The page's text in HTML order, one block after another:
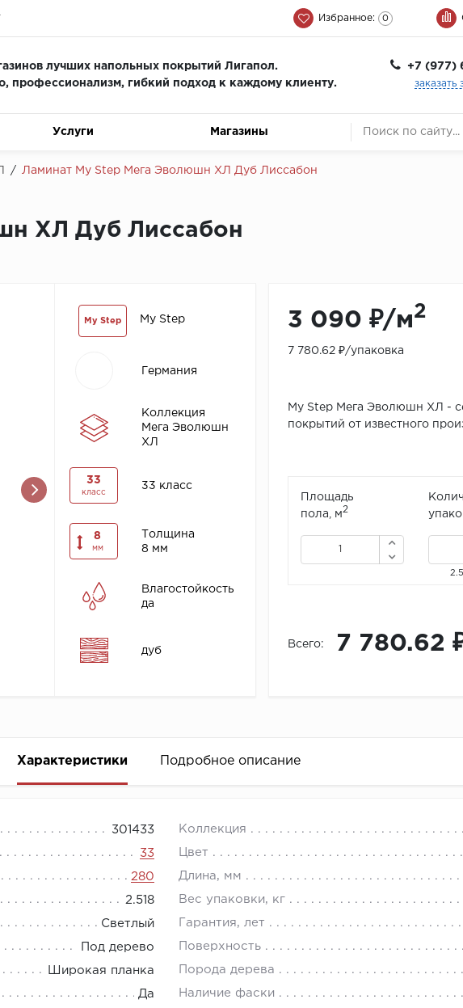
Избранное: 0
лучших напольных покрытий Лигапол.
профессионализм, гибкий подход к каждому клиенту.
+7 (977)
заказать
Услуги Магазины
/ Ламинат My Step Мега Эволюшн ХЛ Дуб Лиссабон
ХЛ Дуб Лиссабон
My Step My Step
Германия
Коллекция
Мега Эволюшн
ХЛ
33
класс
33 класс
8
мм
Толщина
8 мм
Влагостойкость
да
дуб
3 090 ₽/м2
7 780.62 ₽/упаковка
My Step Мега Эволюшн ХЛ -
покрытий от известного
Площадь
пола, м2
Всего: 7 780.62
Характеристики Подробное описание
301433 Коллекция
33 Цвет
280 Длина, мм
2.518 Вес упаковки, кг
Светлый Гарантия, лет
Под дерево Поверхность
Широкая планка Порода дерева
Да Наличие фаски